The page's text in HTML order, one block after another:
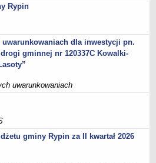
Rypin
dla inwestycji pn.
gminnej nr 120337C Kowalki-
uwarunkowaniach
gminy Rypin za II kwartał 2026